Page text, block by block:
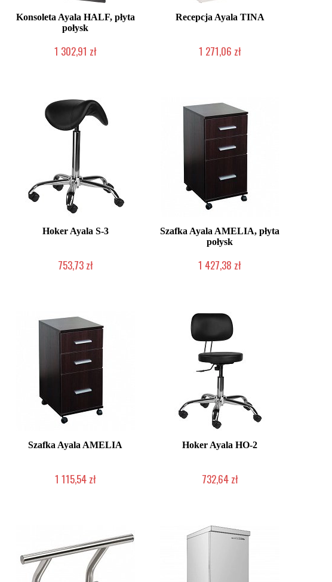
Konsoleta Ayala HALF, płyta
połysk
1 302,91 zł
Recepcja Ayala TINA
1 271,06 zł
Hoker Ayala S-3
753,73 zł
Szafka Ayala AMELIA, płyta
połysk
1 427,38 zł
Szafka Ayala AMELIA
1 115,54 zł
Hoker Ayala HO-2
732,64 zł